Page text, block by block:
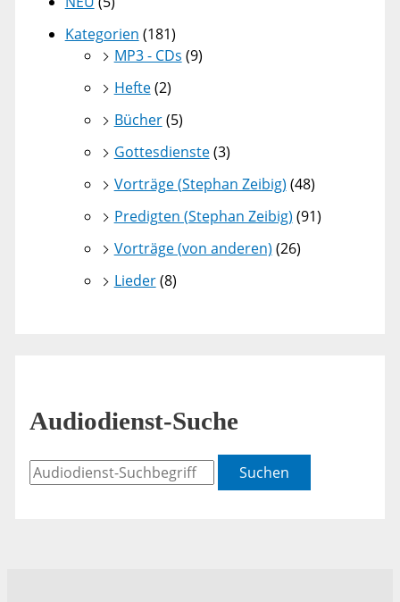
Kategorien (181)
MP3 - CDs (9)
Hefte(2)
Bücher(5)
Gottesdienste(3)
Vorträge (Stephan Zeibig) (48)
Predigten (Stephan Zeibig) (91)
Vorträge (von anderen) (26)
Lieder(8)
Audiodienst-Suche
Suchen